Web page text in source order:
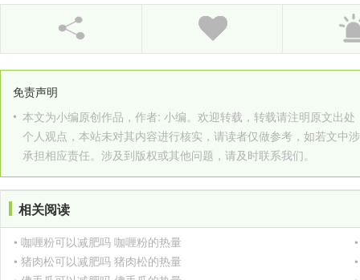
免责声明
• 本文为小编原创作品，作者: 小编。欢迎转载，转载请注明原文出
个人观点，本站未对其内容进行核实，请读者仅做参考，如若文中
承担相应责任。涉及到版权或其他问题，请及时联系我们。
相关阅读
• 咖喱粉可以减肥吗 咖喱粉的热量
• 猪肉松可以减肥吗 猪肉松的热量